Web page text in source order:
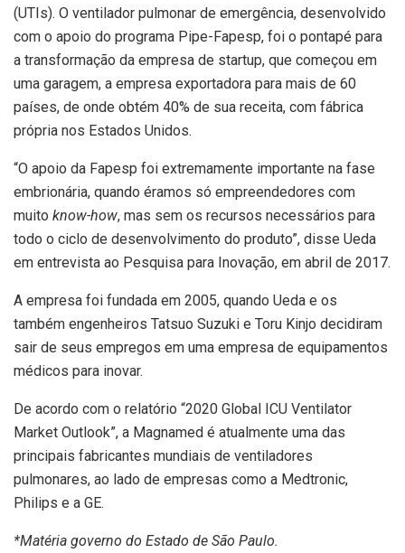
(UTIs). O ventilador pulmonar de emergência, desenvolvido
com o apoio do programa Pipe-Fapesp, foi o pontapé para
a transformação da empresa de startup, que começou em
uma garagem, a empresa exportadora para mais de 60
países, de onde obtém 40% de sua receita, com fábrica
própria nos Estados Unidos.
“O apoio da Fapesp foi extremamente importante na fase
embrionária, quando éramos só empreendedores com
muito know-how, mas sem os recursos necessários para
todo o ciclo de desenvolvimento do produto”, disse Ueda
em entrevista ao Pesquisa para Inovação, em abril de 2017.
A empresa foi fundada em 2005, quando Ueda e os
também engenheiros Tatsuo Suzuki e Toru Kinjo decidiram
sair de seus empregos em uma empresa de equipamentos
médicos para inovar.
De acordo com o relatório “2020 Global ICU Ventilator
Market Outlook”, a Magnamed é atualmente uma das
principais fabricantes mundiais de ventiladores
pulmonares, ao lado de empresas como a Medtronic,
Philips e a GE.
*Matéria governo do Estado de São Paulo.